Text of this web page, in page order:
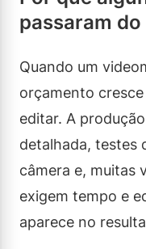
passaram
Quando um
orçamento
editar. A
detalhada, testes
câmera e, muitas
exigem tempo e
aparece no